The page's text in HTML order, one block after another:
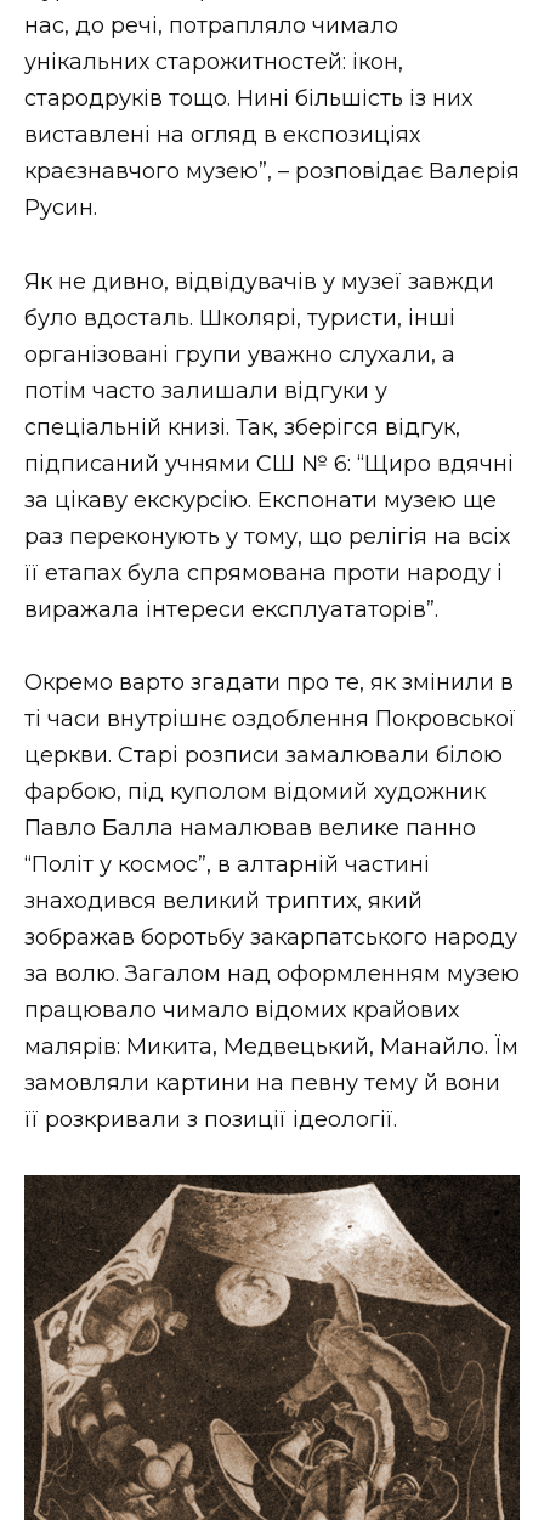
нас, до речі, потрапляло чимало
унікальних старожитностей: ікон,
стародруків тощо. Нині більшість із них
виставлені на огляд в експозиціях
краєзнавчого музею”, – розповідає Валерія
Русин.
Як не дивно, відвідувачів у музеї завжди
було вдосталь. Школярі, туристи, інші
організовані групи уважно слухали, а
потім часто залишали відгуки у
спеціальній книзі. Так, зберігся відгук,
підписаний учнями СШ № 6: “Щиро вдячні
за цікаву екскурсію. Експонати музею ще
раз переконують у тому, що релігія на всіх
її етапах була спрямована проти народу і
виражала інтереси експлуататорів”.
Окремо варто згадати про те, як змінили в
ті часи внутрішнє оздоблення Покровської
церкви. Старі розписи замалювали білою
фарбою, під куполом відомий художник
Павло Балла намалював велике панно
“Політ у космос”, в алтарній частині
знаходився великий триптих, який
зображав боротьбу закарпатського народу
за волю. Загалом над оформленням музею
працювало чимало відомих крайових
малярів: Микита, Медвецький, Манайло. Їм
замовляли картини на певну тему й вони
її розкривали з позиції ідеології.